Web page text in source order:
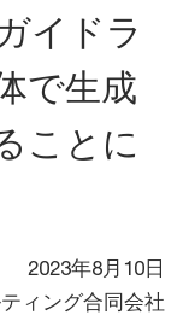
イドラ
で生成
ことに
2023年8月10日
ィング合同会社